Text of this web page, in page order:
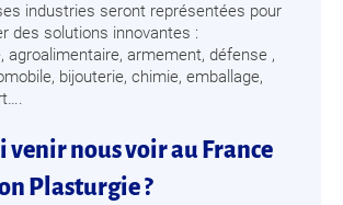
industries seront représentées pour
des solutions innovantes :
agroalimentaire, armement, défense ,
bijouterie, chimie, emballage,
venir nous voir au France
Plasturgie ?